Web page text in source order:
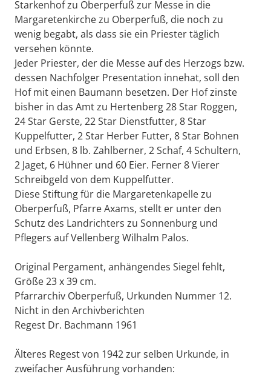
Starkenhof zu Oberperfuß zur Messe in die
Margaretenkirche zu Oberperfuß, die noch zu
wenig begabt, als dass sie ein Priester täglich
versehen könnte.
Jeder Priester, der die Messe auf des Herzogs bzw.
dessen Nachfolger Presentation innehat, soll den
Hof mit einen Baumann besetzen. Der Hof zinste
bisher in das Amt zu Hertenberg 28 Star Roggen,
24 Star Gerste, 22 Star Dienstfutter, 8 Star
Kuppelfutter, 2 Star Herber Futter, 8 Star Bohnen
und Erbsen, 8 lb. Zahlberner, 2 Schaf, 4 Schultern,
2 Jaget, 6 Hühner und 60 Eier. Ferner 8 Vierer
Schreibgeld von dem Kuppelfutter.
Diese Stiftung für die Margaretenkapelle zu
Oberperfuß, Pfarre Axams, stellt er unter den
Schutz des Landrichters zu Sonnenburg und
Pflegers auf Vellenberg Wilhalm Palos.
Original Pergament, anhängendes Siegel fehlt,
Größe 23 x 39 cm.
Pfarrarchiv Oberperfuß, Urkunden Nummer 12.
Nicht in den Archivberichten
Regest Dr. Bachmann 1961
Älteres Regest von 1942 zur selben Urkunde, in
zweifacher Ausführung vorhanden: